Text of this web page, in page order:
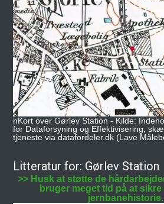
nKort over Gørlev Station - Kilde:
for Dataforsyning og Effektivisering,
tjeneste via datafordeler.dk (Lave
Litteratur for: Gørlev Station
>> Husk at støtte de
bruger meget tid på at
jernbanehistorie.